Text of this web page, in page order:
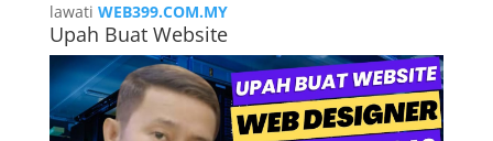
lawati WEB399.COM.MY
Upah Buat Website